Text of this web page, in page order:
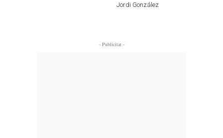
Jordi González
- Publicitat -